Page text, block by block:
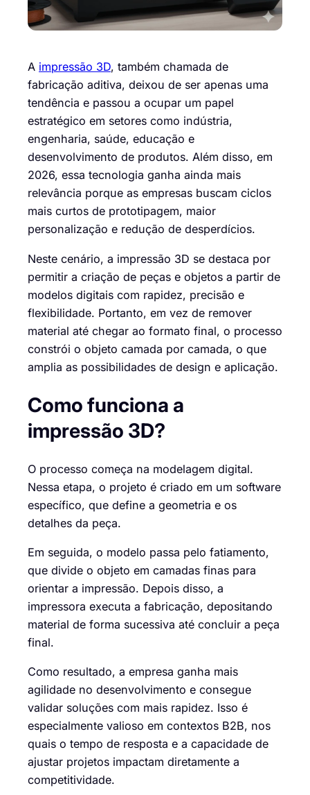
A impressão 3D, também chamada de
fabricação aditiva, deixou de ser apenas uma
tendência e passou a ocupar um papel
estratégico em setores como indústria,
engenharia, saúde, educação e
desenvolvimento de produtos. Além disso, em
2026, essa tecnologia ganha ainda mais
relevância porque as empresas buscam ciclos
mais curtos de prototipagem, maior
personalização e redução de desperdícios.
Neste cenário, a impressão 3D se destaca por
permitir a criação de peças e objetos a partir de
modelos digitais com rapidez, precisão e
flexibilidade. Portanto, em vez de remover
material até chegar ao formato final, o processo
constrói o objeto camada por camada, o que
amplia as possibilidades de design e aplicação.
Como funciona a
impressão 3D?
O processo começa na modelagem digital.
Nessa etapa, o projeto é criado em um software
específico, que define a geometria e os
detalhes da peça.
Em seguida, o modelo passa pelo fatiamento,
que divide o objeto em camadas finas para
orientar a impressão. Depois disso, a
impressora executa a fabricação, depositando
material de forma sucessiva até concluir a peça
final.
Como resultado, a empresa ganha mais
agilidade no desenvolvimento e consegue
validar soluções com mais rapidez. Isso é
especialmente valioso em contextos B2B, nos
quais o tempo de resposta e a capacidade de
ajustar projetos impactam diretamente a
competitividade.